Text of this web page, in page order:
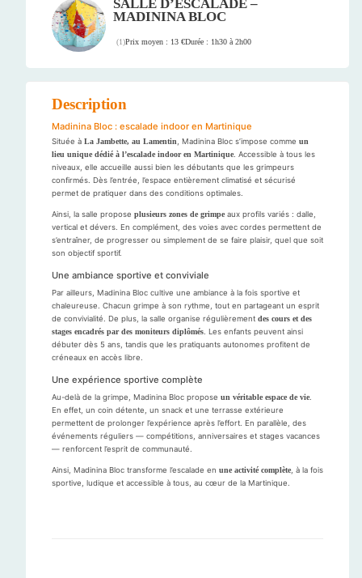
SALLE D’ESCALADE –
MADININA BLOC
(1)Prix moyen : 13 €Durée : 1h30 à 2h00
Description
Madinina Bloc : escalade indoor en Martinique
Située à La Jambette, au Lamentin , Madinina Bloc s’impose comme un
lieu unique dédié à l’escalade indoor en Martinique . Accessible à tous les
niveaux, elle accueille aussi bien les débutants que les grimpeurs
confirmés. Dès l’entrée, l’espace entièrement climatisé et sécurisé
permet de pratiquer dans des conditions optimales.
Ainsi, la salle propose plusieurs zones de grimpe aux profils variés : dalle,
vertical et dévers. En complément, des voies avec cordes permettent de
s’entraîner, de progresser ou simplement de se faire plaisir, quel que soit
son objectif sportif.
Une ambiance sportive et conviviale
Par ailleurs, Madinina Bloc cultive une ambiance à la fois sportive et
chaleureuse. Chacun grimpe à son rythme, tout en partageant un esprit
de convivialité. De plus, la salle organise régulièrement des cours et des
stages encadrés par des moniteurs diplômés . Les enfants peuvent ainsi
débuter dès 5 ans, tandis que les pratiquants autonomes profitent de
créneaux en accès libre.
Une expérience sportive complète
Au-delà de la grimpe, Madinina Bloc propose un véritable espace de vie
En effet, un coin détente, un snack et une terrasse extérieure
permettent de prolonger l’expérience après l’effort. En parallèle, des
événements réguliers — compétitions, anniversaires et stages vacances
— renforcent l’esprit de communauté.
Ainsi, Madinina Bloc transforme l’escalade en une activité complète , à la fois
sportive, ludique et accessible à tous, au cœur de la Martinique.